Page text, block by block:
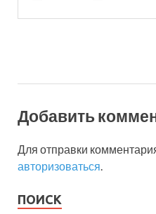
Добавить
Для отправки
авторизоваться.
ПОИСК